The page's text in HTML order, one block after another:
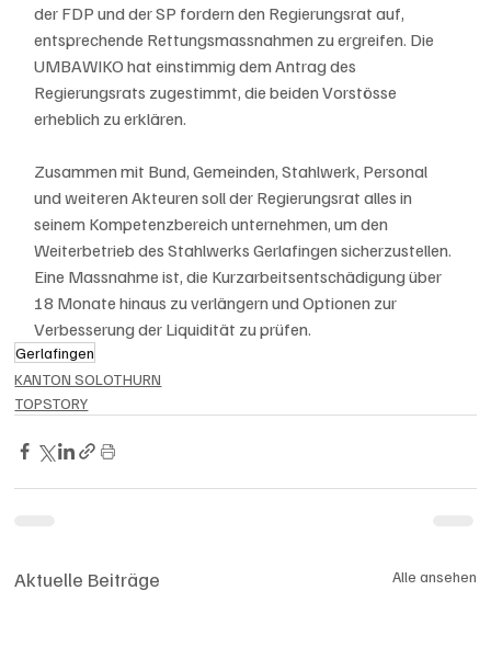
der FDP und der SP fordern den Regierungsrat auf,
entsprechende Rettungsmassnahmen zu ergreifen. Die
UMBAWIKO hat einstimmig dem Antrag des
Regierungsrats zugestimmt, die beiden Vorstösse
erheblich zu erklären.
Zusammen mit Bund, Gemeinden, Stahlwerk, Personal
und weiteren Akteuren soll der Regierungsrat alles in
seinem Kompetenzbereich unternehmen, um den
Weiterbetrieb des Stahlwerks Gerlafingen sicherzustellen.
Eine Massnahme ist, die Kurzarbeitsentschädigung über
18 Monate hinaus zu verlängern und Optionen zur
Verbesserung der Liquidität zu prüfen.
Gerlafingen
KANTON SOLOTHURN
TOPSTORY
Aktuelle Beiträge Alle ansehen